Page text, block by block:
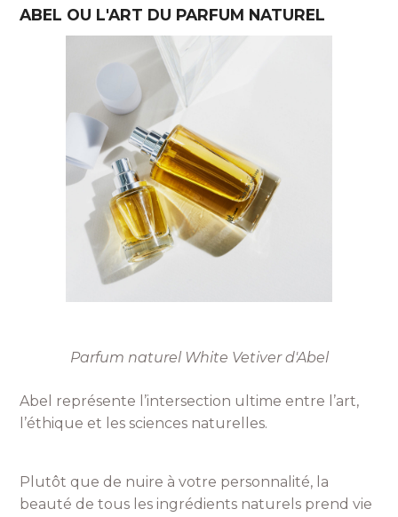
ABEL OU L'ART DU PARFUM NATUREL
Parfum naturel White Vetiver d'Abel
Abel représente l’intersection ultime entre l’art,
l’éthique et les sciences naturelles.
Plutôt que de nuire à votre personnalité, la
beauté de tous les ingrédients naturels prend vie